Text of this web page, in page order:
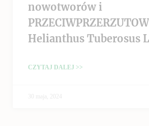
nowotworów i
Helianthus Tuberosus
CZYTAJ DALEJ >>
30 maja, 2024